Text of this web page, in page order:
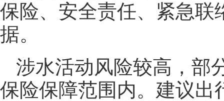
保险、安全责任、紧急联
据。
涉水活动风险较高，部
保险保障范围内。建议出